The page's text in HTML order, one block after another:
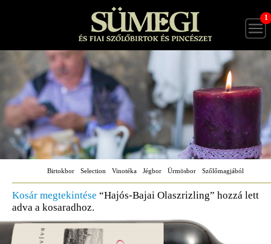
1
Birtokbor Selection Vinotéka Jégbor Ürmösbor Szőlőmagjából
Kosár megtekintése “Hajós-Bajai Olaszrizling” hozzá lett
adva a kosaradhoz.